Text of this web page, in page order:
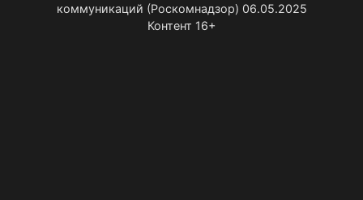
коммуникаций (Роскомнадзор) 06.05.2025
Контент 16+